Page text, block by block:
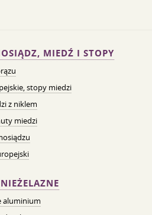
MIEDŹ I STOPY
stopy miedzi
z niklem
miedzi
aluminium